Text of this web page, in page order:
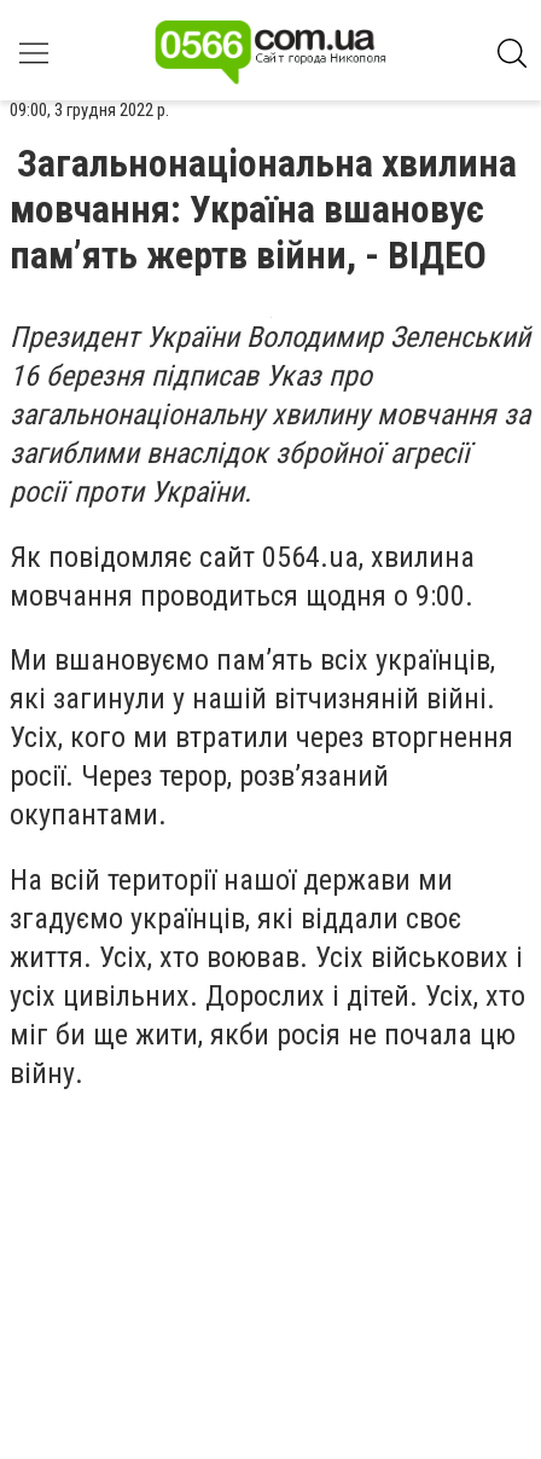
09:00, 3 грудня 2022 р.
Загальнонаціональна хвилина
мовчання: Україна вшановує
пам’ять жертв війни, - ВІДЕО
Президент України Володимир Зеленський
16 березня підписав Указ про
загальнонаціональну хвилину мовчання за
загиблими внаслідок збройної агресії
росії проти України.
Як повідомляє сайт 0564.ua, хвилина
мовчання проводиться щодня о 9:00.
Ми вшановуємо памʼять всіх українців,
які загинули у нашій вітчизняній війні.
Усіх, кого ми втратили через вторгнення
росії. Через терор, розвʼязаний
окупантами.
На всій території нашої держави ми
згадуємо українців, які віддали своє
життя. Усіх, хто воював. Усіх військових і
усіх цивільних. Дорослих і дітей. Усіх, хто
міг би ще жити, якби росія не почала цю
війну.